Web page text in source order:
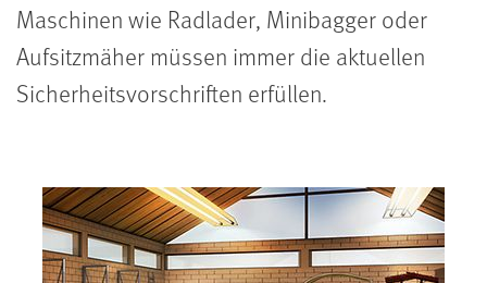
Maschinen wie Radlader, Minibagger oder
Aufsitzmäher müssen immer die aktuellen
Sicherheitsvorschriften erfüllen.